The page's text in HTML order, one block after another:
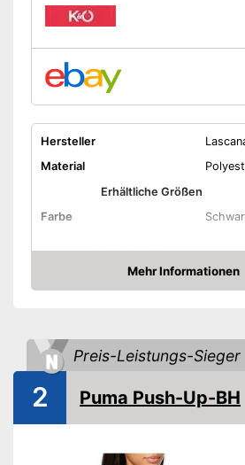
Hersteller
Material
Erhältliche Größen
Farbe
Erhältliche Farben
Träger verstellbar
Waschmaschinengeeignet
Vorteile
Träger
perfekte
Amazon Lieferzeit
Mehr Informationen
Amazon
Preis-Leistungs-Sieger
2 Puma Push-Up-BH